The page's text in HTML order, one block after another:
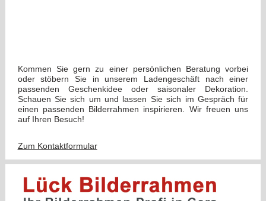
Kommen Sie gern zu einer persönlichen Beratung vorbei
oder stöbern Sie in unserem Ladengeschäft nach einer
passenden Geschenkidee oder saisonaler Dekoration.
Schauen Sie sich um und lassen Sie sich im Gespräch für
einen passenden Bilderrahmen inspirieren. Wir freuen uns
auf Ihren Besuch!
Zum Kontaktformular